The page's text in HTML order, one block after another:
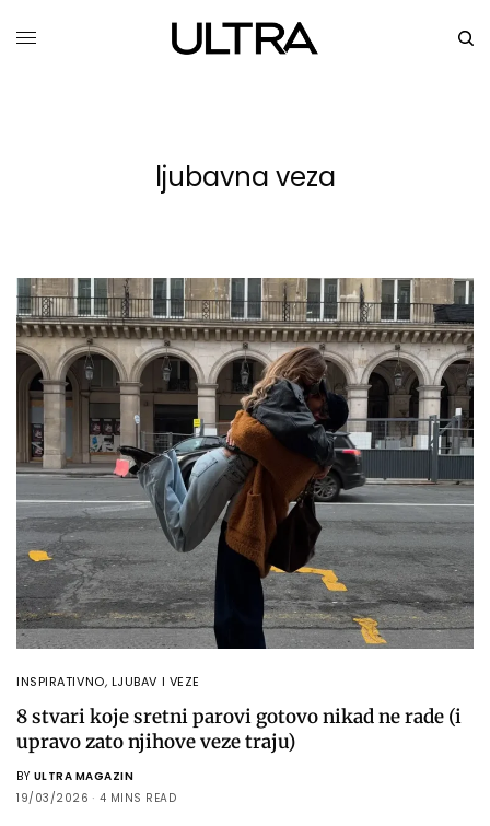
ljubavna veza
INSPIRATIVNO, LJUBAV I VEZE
8 stvari koje sretni parovi gotovo nikad ne rade (i
upravo zato njihove veze traju)
BY ULTRA MAGAZIN
19/03/2026
4 MINS READ